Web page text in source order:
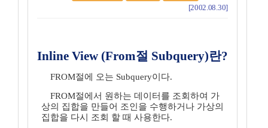
[2002.08.30]
Inline View (From절 Subquery)란?
FROM절에 오는 Subquery이다.
FROM절에서 원하는 데이터를 조회하여 가
상의 집합을 만들어 조인을 수행하거나 가상의
집합을 다시 조회 할 때 사용한다.